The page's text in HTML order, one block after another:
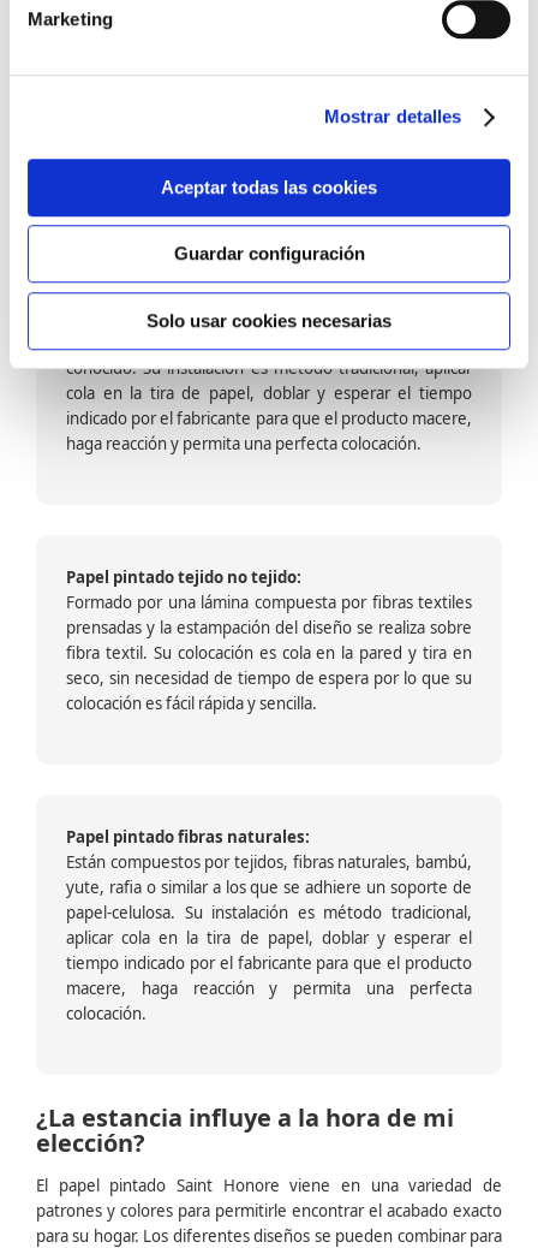
Marketing
Mostrar detalles
Aceptar todas las cookies
Guardar configuración
Solo usar cookies necesarias
barniz multiadherente en base agua. En zonas de
fuegos, se recomienda proteger con placas, silestone,
dado que el frotar en exceso dañaría el papel. Su
colocación es cola en la pared y tira en seco, sin
colocación es fácil rápida y sencilla.
Papel pintado calidad papel:
Formado por una capa de papel sobre un soporte de
conocido. Su instalación es método tradicional, aplicar
cola en la tira de papel, doblar y esperar el tiempo
indicado por el fabricante para que el producto macere,
haga reacción y permita una perfecta colocación.
Papel pintado tejido no tejido:
Formado por una lámina compuesta por fibras textiles
prensadas y la estampación del diseño se realiza sobre
fibra textil. Su colocación es cola en la pared y tira en
seco, sin necesidad de tiempo de espera por lo que su
colocación es fácil rápida y sencilla.
Papel pintado fibras naturales:
Están compuestos por tejidos, fibras naturales, bambú,
yute, rafia o similar a los que se adhiere un soporte de
papel-celulosa. Su instalación es método tradicional,
aplicar cola en la tira de papel, doblar y esperar el
tiempo indicado por el fabricante para que el producto
macere, haga reacción y permita una perfecta
colocación.
¿La estancia influye a la hora de mi
elección?
El papel pintado Saint Honore viene en una variedad de
patrones y colores para permitirle encontrar el acabado exacto
para su hogar. Los diferentes diseños se pueden combinar para